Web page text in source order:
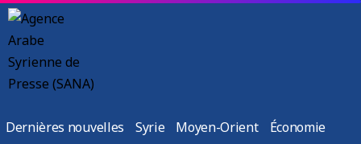
Dernières nouvelles Syrie Moyen-Orient Économie